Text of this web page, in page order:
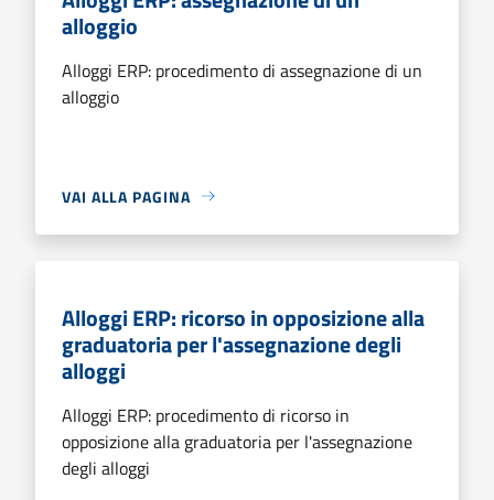
alloggio
Alloggi ERP: procedimento di assegnazione di un
alloggio
VAI ALLA PAGINA
Alloggi ERP: ricorso in opposizione alla
graduatoria per l'assegnazione degli
alloggi
Alloggi ERP: procedimento di ricorso in
opposizione alla graduatoria per l'assegnazione
degli alloggi